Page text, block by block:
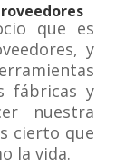
que es
y
fábricas y
nuestra
cierto que
la vida.